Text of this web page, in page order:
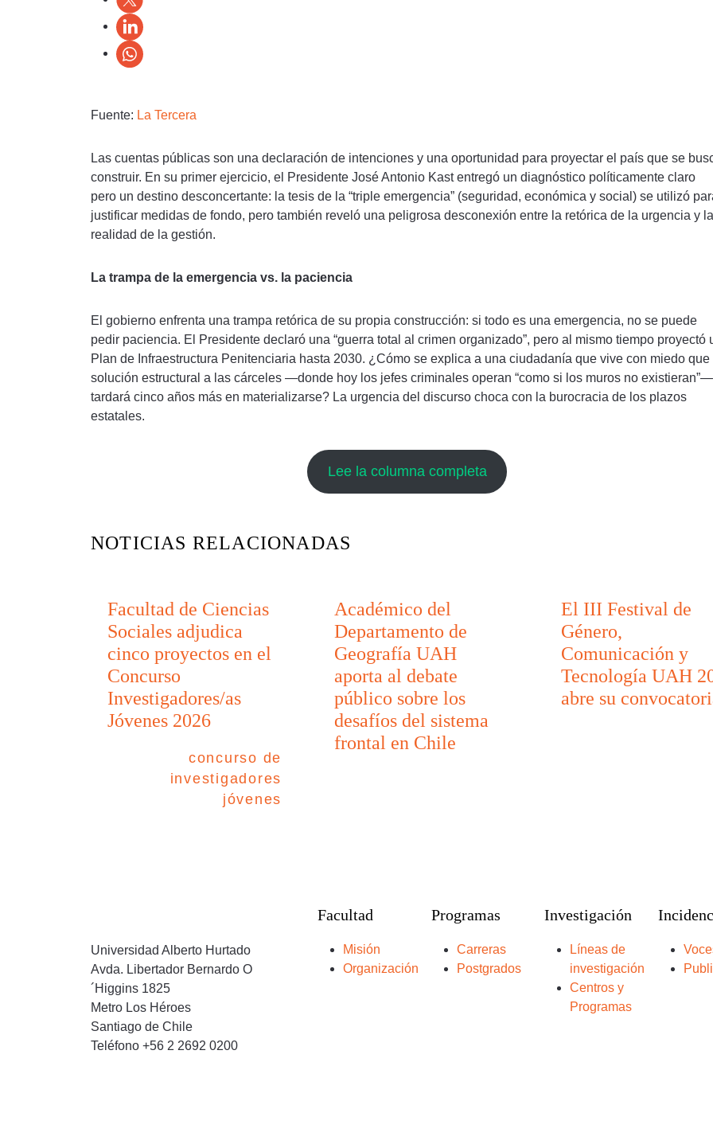
Fuente: La Tercera
Las cuentas públicas son una declaración de intenciones y una oportunidad para proyectar el país que se
construir. En su primer ejercicio, el Presidente José Antonio Kast entregó un diagnóstico políticamente claro
pero un destino desconcertante: la tesis de la “triple emergencia” (seguridad, económica y social) se utilizó
justificar medidas de fondo, pero también reveló una peligrosa desconexión entre la retórica de la urgencia y la
realidad de la gestión.
La trampa de la emergencia vs. la paciencia
El gobierno enfrenta una trampa retórica de su propia construcción: si todo es una emergencia, no se puede
pedir paciencia. El Presidente declaró una “guerra total al crimen organizado”, pero al mismo tiempo proyectó
Plan de Infraestructura Penitenciaria hasta 2030. ¿Cómo se explica a una ciudadanía que vive con miedo que
solución estructural a las cárceles —donde hoy los jefes criminales operan “como si los muros no existieran”—
tardará cinco años más en materializarse? La urgencia del discurso choca con la burocracia de los plazos
estatales.
Lee la columna completa
NOTICIAS RELACIONADAS
Facultad de Ciencias
Sociales adjudica
cinco proyectos en el
Concurso
Investigadores/as
Jóvenes 2026
concurso de
investigadores
jóvenes
Académico del
Departamento de
Geografía UAH
aporta al debate
público sobre los
desafíos del sistema
frontal en Chile
El III Festival de
Género,
Comunicación y
Tecnología UAH
abre su
Universidad Alberto Hurtado
Avda. Libertador Bernardo O
´Higgins 1825
Metro Los Héroes
Santiago de Chile
Teléfono +56 2 2692 0200
Facultad
Misión
Organización
Programas
Carreras
Postgrados
Investigación
Líneas de
investigación
Centros y
Programas